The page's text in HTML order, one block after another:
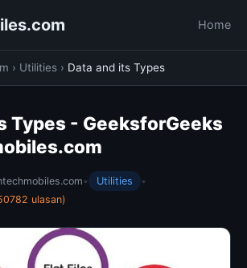
Home
› Utilities › Data and its Types
Types - GeeksforGeeks
• Utilities
•
ulasan)